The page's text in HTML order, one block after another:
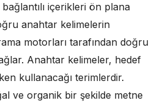
içerikleri ön plana
anahtar kelimelerin
motorları tarafından doğru
Anahtar kelimeler, hedef
kullanacağı terimlerdir.
ve organik bir şekilde metne